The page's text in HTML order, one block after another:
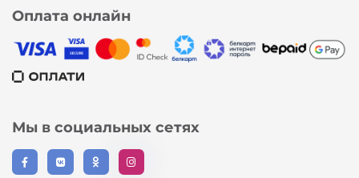
Оплата онлайн
Мы в социальных сетях